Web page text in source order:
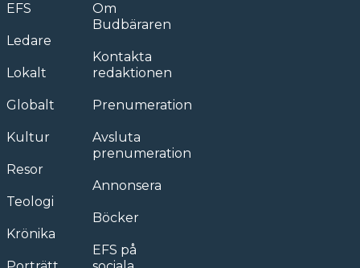
EFS
Ledare
Lokalt
Globalt
Kultur
Resor
Teologi
Krönika
Om
Budbäraren
Kontakta
redaktionen
Prenumeration
Avsluta
prenumeration
Annonsera
Böcker
EFS på